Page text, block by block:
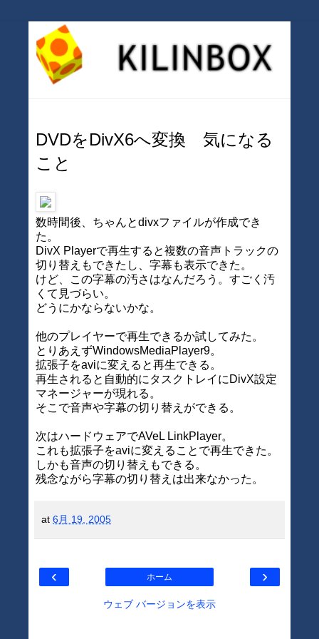
DVDをDivX6へ変換 気になる
こと
数時間後、ちゃんとdivxファイルが作成でき
た。
DivX Playerで再生すると複数の音声トラックの
切り替えもできたし、字幕も表示できた。
けど、この字幕の汚さはなんだろう。すごく汚
くて見づらい。
どうにかならないかな。
他のプレイヤーで再生できるか試してみた。
とりあえずWindowsMediaPlayer9。
拡張子をaviに変えると再生できる。
再生されると自動的にタスクトレイにDivX設定
マネージャーが現れる。
そこで音声や字幕の切り替えができる。
次はハードウェアでAVeL LinkPlayer。
これも拡張子をaviに変えることで再生できた。
しかも音声の切り替えもできる。
残念ながら字幕の切り替えは出来なかった。
at 6月 19, 2005
‹ ›
ホーム
ウェブ バージョンを表示